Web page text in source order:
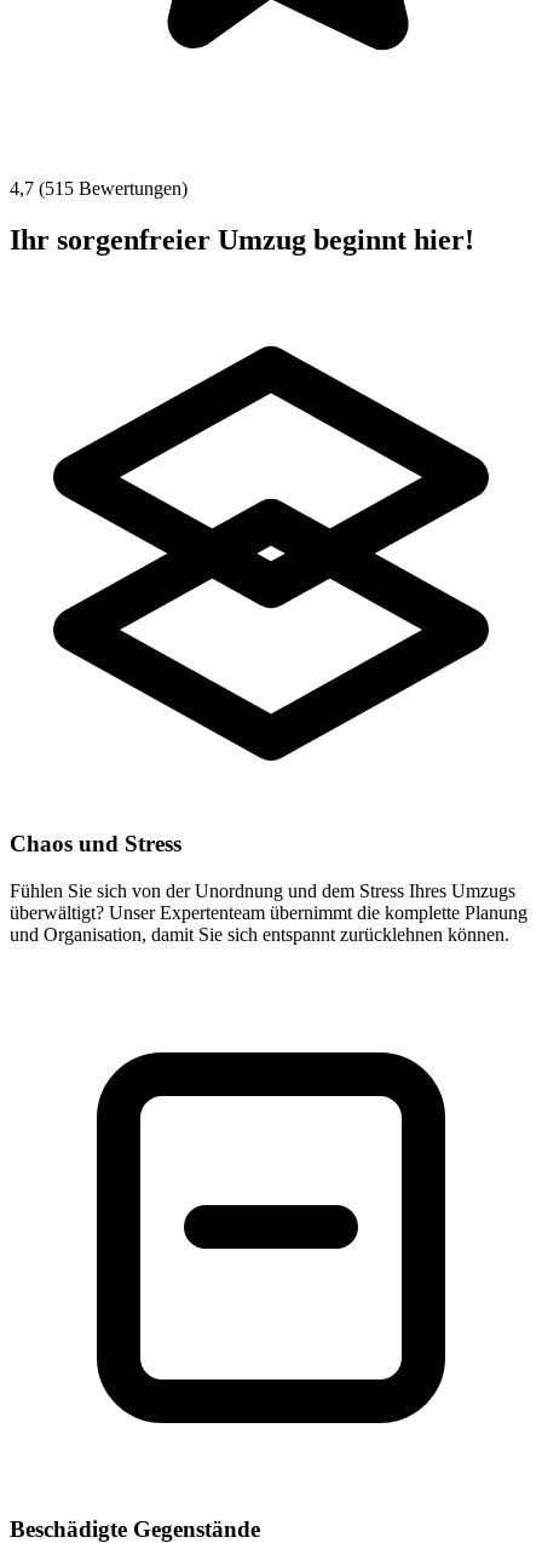
4,7 (515 Bewertungen)
Ihr sorgenfreier Umzug beginnt hier!
Chaos und Stress
Fühlen Sie sich von der Unordnung und dem Stress Ihres Umzugs
überwältigt? Unser Expertenteam übernimmt die komplette Planung
und Organisation, damit Sie sich entspannt zurücklehnen können.
Beschädigte Gegenstände